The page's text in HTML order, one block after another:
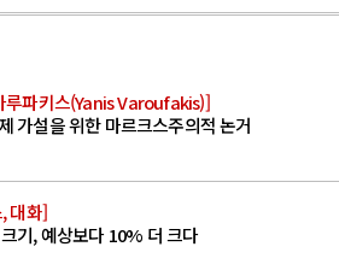
루파키스(Yanis Varoufakis)]
가설을 위한 마르크스주의적 논거
대화]
기, 예상보다 10% 더 크다